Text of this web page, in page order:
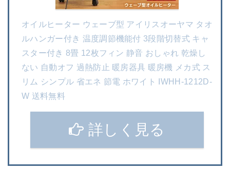
オイルヒーター ウェーブ型 アイリスオーヤマ タオ
ルハンガー付き 温度調節機能付 3段階切替式 キャ
スター付き 8畳 12枚フィン 静音 おしゃれ 乾燥し
ない 自動オフ 過熱防止 暖房器具 暖房機 メカ式 ス
リム シンプル 省エネ 節電 ホワイト IWHH-1212D-
W 送料無料
詳しく見る